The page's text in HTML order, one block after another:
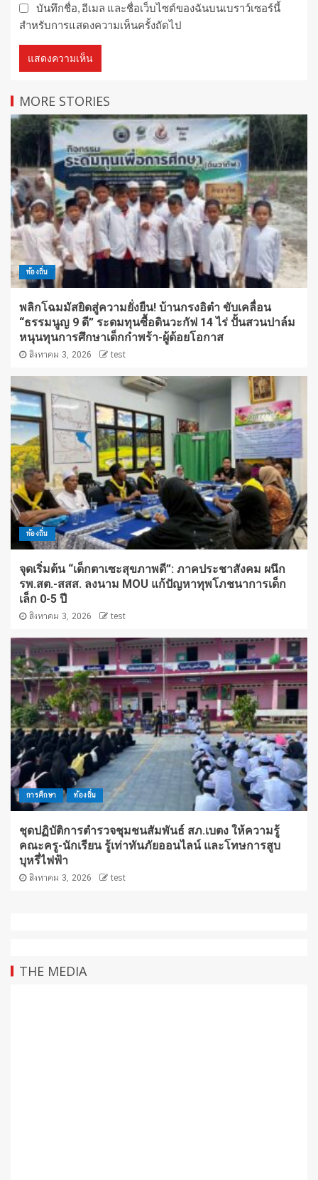
บันทึกชื่อ, อีเมล และชื่อเว็บไซต์ของฉันบนเบราว์เซอร์นี้
สำหรับการแสดงความเห็นครั้งถัดไป
MORE STORIES
ท้องถิ่น
พลิกโฉมมัสยิดสู่ความยั่งยืน! บ้านกรงอิตำ ขับเคลื่อน
“ธรรมนูญ 9 ดี” ระดมทุนซื้อดินวะกัฟ 14 ไร่ ปั้นสวนปาล์ม
หนุนทุนการศึกษาเด็กกำพร้า-ผู้ด้อยโอกาส
สิงหาคม 3, 2026 test
ท้องถิ่น
จุดเริ่มต้น “เด็กตาเซะสุขภาพดี”: ภาคประชาสังคม ผนึก
รพ.สต.-สสส. ลงนาม MOU แก้ปัญหาทุพโภชนาการเด็ก
เล็ก 0-5 ปี
สิงหาคม 3, 2026 test
การศึกษา ท้องถิ่น
ชุดปฏิบัติการตำรวจชุมชนสัมพันธ์ สภ.เบตง ให้ความรู้
คณะครู-นักเรียน รู้เท่าทันภัยออนไลน์ และโทษการสูบ
บุหรี่ไฟฟ้า
สิงหาคม 3, 2026 test
THE MEDIA